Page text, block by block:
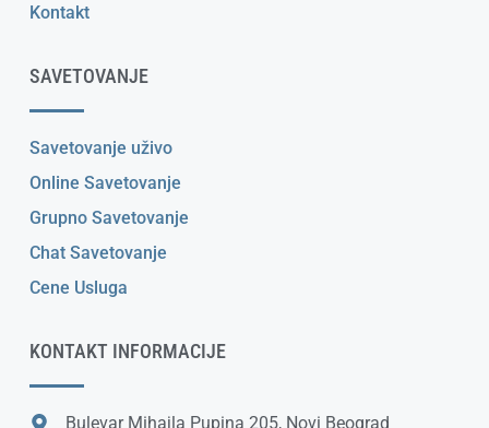
Kontakt
SAVETOVANJE
Savetovanje uživo
Online Savetovanje
Grupno Savetovanje
Chat Savetovanje
Cene Usluga
KONTAKT INFORMACIJE
Bulevar Mihajla Pupina 205, Novi Beograd